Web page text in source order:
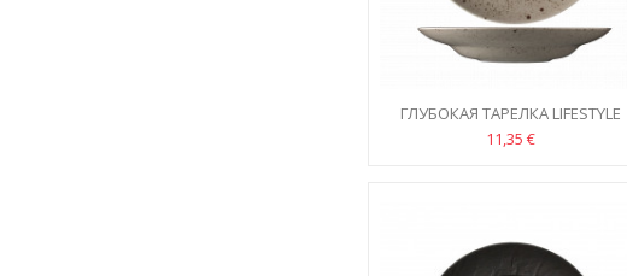
ГЛУБОКАЯ ТАРЕЛКА LIFESTYLE
NATURAL 29CM
11,35 €